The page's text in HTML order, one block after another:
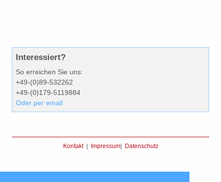
Interessiert?
So erreichen Sie uns:
+49-(0)89-532262
+49-(0)179-5119884
Oder per email
Kontakt| Impressum| Datenschutz